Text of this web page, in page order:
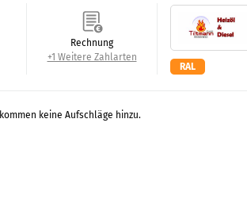
RAL
Rechnung
+1 Weitere Zahlarten
keine Aufschläge hinzu.